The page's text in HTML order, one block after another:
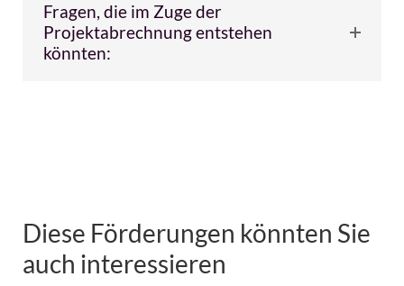
Fragen, die im Zuge der
Projektabrechnung entstehen
könnten:
Diese Förderungen könnten Sie
auch interessieren